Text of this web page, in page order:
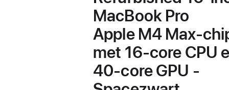
MacBook Pro
Apple M4 Max-
met 16‑core CPU
40‑core GPU -